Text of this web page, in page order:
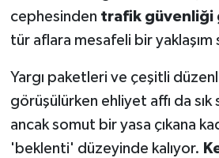
cephesinden trafik güvenliği
tür aflara mesafeli bir
Yargı paketleri ve çeşitli
görüşülürken ehliyet affı da sık
ancak somut bir yasa çıkana
'beklenti' düzeyinde kalıyor.